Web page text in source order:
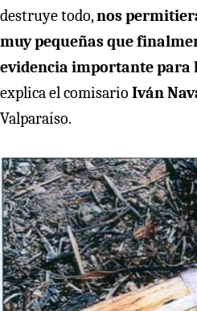
destruye todo,nos
muy pequeñas que
evidencia importante para
explica el comisario Iván
Valparaíso.